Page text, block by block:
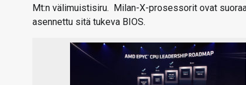
Mt:n välimuistisiru. Milan-X-prosessorit ovat
asennettu sitä tukeva BIOS.